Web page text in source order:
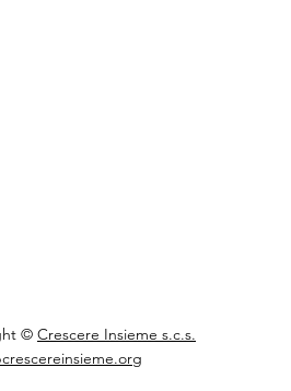
© Crescere Insieme s.c.s.